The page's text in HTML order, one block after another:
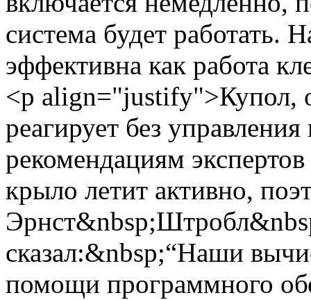
система будет работать.
эффективна как работа
<p align="justify">Купол,
реагирует без
рекомендациям
крыло летит активно,
сказал:&nbsp;“Наши
помощи программного